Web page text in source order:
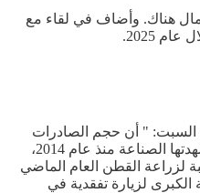
الإمارات، بسبب التسهيلات في بيئة الأعمال هناك. وأضاف في لقاء مع
والنسيج بعد توقف 12 عاما. وأوضح أحمد شاكر، يوم أمس السبت: " أن حجم الصادرات
المصرية من الحرير الصناعي والبولستر 2.3 مليون دولار ".وإستعرض الدكتور أحمد شاكر، العضو المنتدب التنفيذي للشركة القابضة للقطن والغزل والنسيج، خطة التطوير التي شهدتها الصناعة منذ عام 2014،
لزراعة القطن العام الماضي
المحلة الكبرى لزيارة تفقدية في